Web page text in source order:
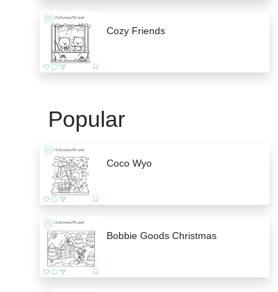
Cozy Friends
Popular
Coco Wyo
Bobbie Goods Christmas